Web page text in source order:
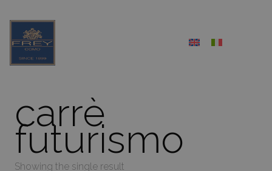
carrè
futurismo
Showing the single result